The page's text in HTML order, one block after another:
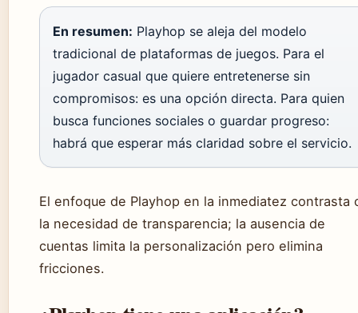
En resumen: Playhop se aleja del modelo
tradicional de plataformas de juegos. Para el
jugador casual que quiere entretenerse sin
compromisos: es una opción directa. Para quien
busca funciones sociales o guardar progreso:
habrá que esperar más claridad sobre el servicio.
El enfoque de Playhop en la inmediatez contrasta
la necesidad de transparencia; la ausencia de
cuentas limita la personalización pero elimina
fricciones.